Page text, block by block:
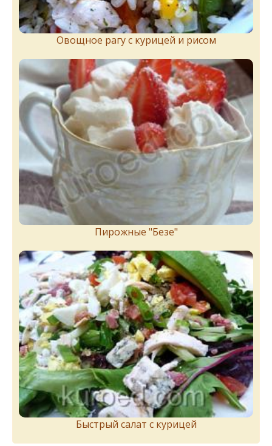
Овощное рагу с курицей и рисом
Пирожныe "Бeзe"
Быстрый салат с курицей